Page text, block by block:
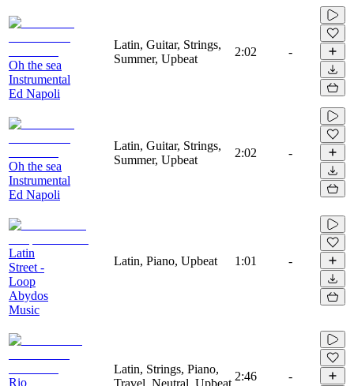
Oh the sea
Instrumental
Ed Napoli
Latin, Guitar, Strings,
Summer, Upbeat
2:02 -
Oh the sea
Instrumental
Ed Napoli
Latin, Guitar, Strings,
Summer, Upbeat
2:02 -
Latin
Street -
Loop
Abydos
Music
Latin, Piano, Upbeat 1:01 -
Rio
Latin, Strings, Piano,
Travel, Neutral, Upbeat
2:46 -